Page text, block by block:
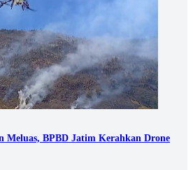
Meluas, BPBD Jatim Kerahkan Drone